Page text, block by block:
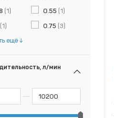
(1) 0.55 (1)
(1) 0.75 (3)
ещё
л/мин